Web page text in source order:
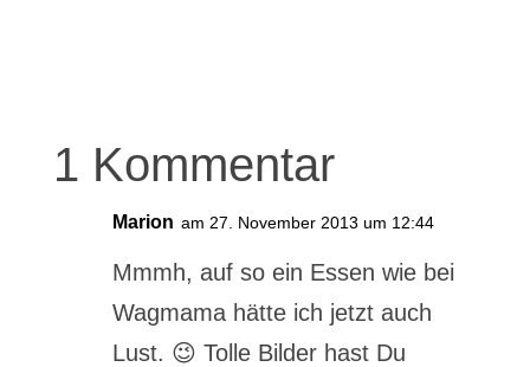
1 Kommentar
Marion am 27. November 2013 um 12:44
Mmmh, auf so ein Essen wie bei
Wagmama hätte ich jetzt auch
Lust. 😉 Tolle Bilder hast Du